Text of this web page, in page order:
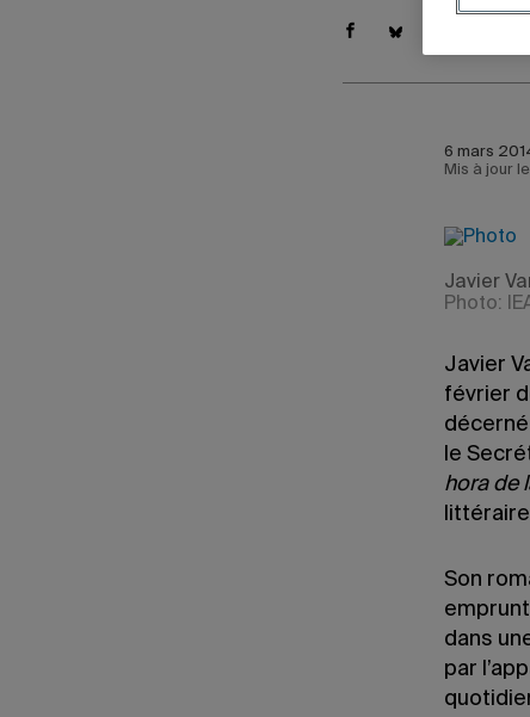
6 mars
Mis à jour
Javier
Photo:
Javier
février
le
hora de
Son
dans
par